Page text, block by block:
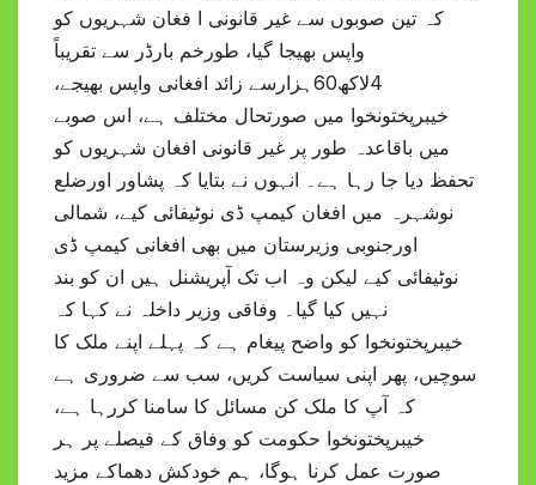
کہ تین صوبوں سے غیر قانونی ا فغان شہریوں کو
واپس بھیجا گیا، طورخم بارڈر سے تقریباً
4لاکھ60ہزارسے زائد افغانی واپس بھیجے،
خیبرپختونخوا میں صورتحال مختلف ہے، اس صوبے
میں باقاعدہ طور پر غیر قانونی افغان شہریوں کو
تحفظ دیا جا رہا ہے۔ انہوں نے بتایا کہ پشاور اورضلع
نوشہرہ میں افغان کیمپ ڈی نوٹیفائی کیے، شمالی
اورجنوبی وزیرستان میں بھی افغانی کیمپ ڈی
نوٹیفائی کیے لیکن وہ اب تک آپریشنل ہیں ان کو بند
نہیں کیا گیا۔ وفاقی وزیر داخلہ نے کہا کہ
خیبرپختونخوا کو واضح پیغام ہے کہ پہلے اپنے ملک کا
سوچیں، پھر اپنی سیاست کریں، سب سے ضروری ہے
کہ آپ کا ملک کن مسائل کا سامنا کررہا ہے،
خیبرپختونخوا حکومت کو وفاق کے فیصلے پر ہر
صورت عمل کرنا ہوگا، ہم خودکش دھماکے مزید